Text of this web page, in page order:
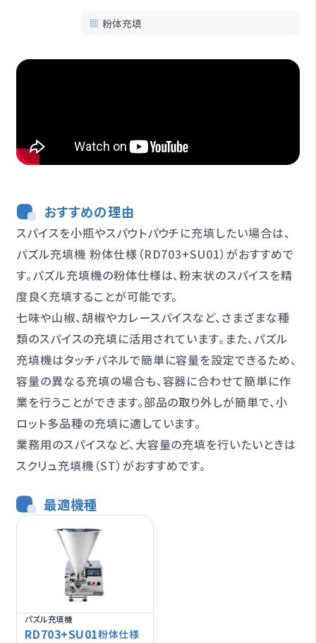
粉体充填
おすすめの理由
スパイスを小瓶やスパウトパウチに充填したい場合は、
パズル充填機 粉体仕様（RD703+SU01）がおすすめで
す。パズル充填機の粉体仕様は、粉末状のスパイスを精
度良く充填することが可能です。
七味や山椒、胡椒やカレースパイスなど、さまざまな種
類のスパイスの充填に活用されています。また、パズル
充填機はタッチパネルで簡単に容量を設定できるため、
容量の異なる充填の場合も、容器に合わせて簡単に作
業を行うことができます。部品の取り外しが簡単で、小
ロット多品種の充填に適しています。
業務用のスパイスなど、大容量の充填を行いたいときは
スクリュ充填機（ST）がおすすめです。
最適機種
パズル充填機
RD703+SU01粉体仕様